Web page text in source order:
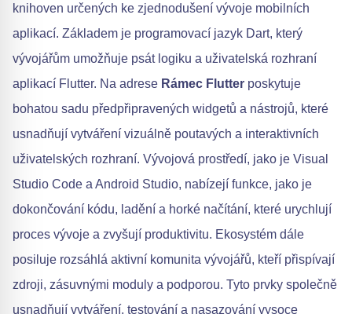
knihoven určených ke zjednodušení vývoje mobilních
aplikací. Základem je programovací jazyk Dart, který
vývojářům umožňuje psát logiku a uživatelská rozhraní
aplikací Flutter. Na adrese Rámec Flutter poskytuje
bohatou sadu předpřipravených widgetů a nástrojů, které
usnadňují vytváření vizuálně poutavých a interaktivních
uživatelských rozhraní. Vývojová prostředí, jako je Visual
Studio Code a Android Studio, nabízejí funkce, jako je
dokončování kódu, ladění a horké načítání, které urychlují
proces vývoje a zvyšují produktivitu. Ekosystém dále
posiluje rozsáhlá aktivní komunita vývojářů, kteří přispívají
zdroji, zásuvnými moduly a podporou. Tyto prvky společně
usnadňují vytváření, testování a nasazování vysoce